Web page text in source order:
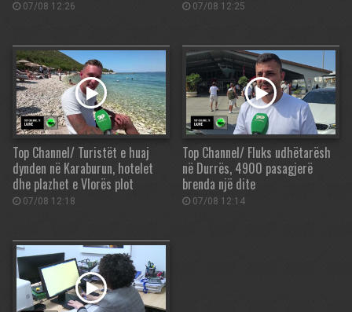
07/08 12:26 07/08 12:25
Top Channel/ Turistët e huaj
dynden në Karaburun, hotelet
dhe plazhet e Vlorës plot
07/08 12:18
Top Channel/ Fluks udhëtarësh
në Durrës, 4900 pasagjerë
brenda një dite
07/08 12:14